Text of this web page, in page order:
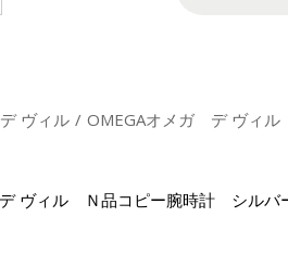
デ ヴィル / OMEGAオメガ デ ヴィ